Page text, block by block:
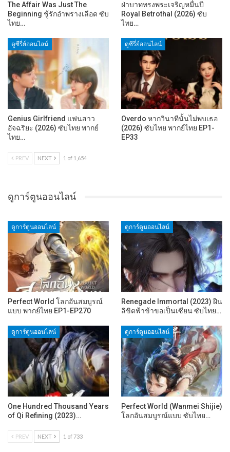
The Affair Was Just The
Beginning ชู้รักอำพรางเลือด ซับ
ไทย…
ฝ่าบาททรงพระเจริญหมื่นปี
Royal Betrothal (2026) ซับ
ไทย…
ดูซีรี่ย์ออนไลน์
Genius Girlfriend แฟนสาว
อัจฉริยะ (2026) ซับไทย พากย์
ไทย…
ดูซีรี่ย์ออนไลน์
Overdo หากวินาทีนั้นไม่พบเธอ
(2026) ซับไทย พากย์ไทย EP1-
EP33
PREV NEXT 1 of 1,654
ดูการ์ตูนออนไลน์
ดูการ์ตูนออนไลน์
Perfect World โลกอันสมบูรณ์
แบบ พากย์ไทย EP1-EP270
ดูการ์ตูนออนไลน์
Renegade Immortal (2023) ฝืน
ลิขิตฟ้าข้าขอเป็นเซียน ซับไทย…
ดูการ์ตูนออนไลน์
One Hundred Thousand Years
of Qi Refining (2023)…
ดูการ์ตูนออนไลน์
Perfect World (Wanmei Shijie)
โลกอันสมบูรณ์แบบ ซับไทย…
PREV NEXT 1 of 733